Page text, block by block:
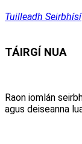
Tuilleadh Seirbhísí
TÁIRGÍ NUA
Raon iomlán
agus deiseanna